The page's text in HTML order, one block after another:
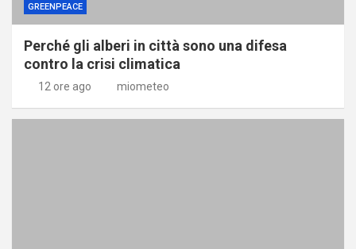
GREENPEACE
Perché gli alberi in città sono una difesa
contro la crisi climatica
12 ore ago miometeo